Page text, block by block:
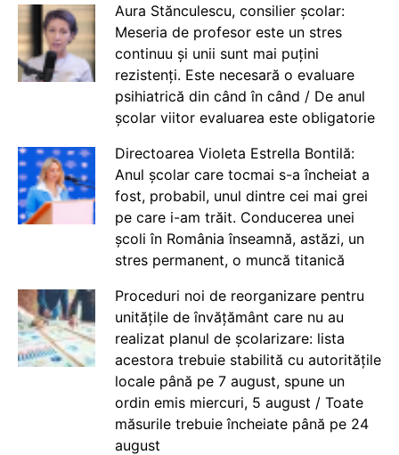
Aura Stănculescu, consilier școlar:
Meseria de profesor este un stres
continuu și unii sunt mai puțini
rezistenți. Este necesară o evaluare
psihiatrică din când în când / De anul
școlar viitor evaluarea este obligatorie
Directoarea Violeta Estrella Bontilă:
Anul școlar care tocmai s-a încheiat a
fost, probabil, unul dintre cei mai grei
pe care i-am trăit. Conducerea unei
școli în România înseamnă, astăzi, un
stres permanent, o muncă titanică
Proceduri noi de reorganizare pentru
unitățile de învățământ care nu au
realizat planul de școlarizare: lista
acestora trebuie stabilită cu autoritățile
locale până pe 7 august, spune un
ordin emis miercuri, 5 august / Toate
măsurile trebuie încheiate până pe 24
august